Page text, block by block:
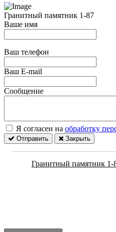
Гранитный памятник 1-87
Ваше имя
Ваш телефон
Ваш E-mail
Сообщение
Я согласен на обработку
Отправить Закрыть
Гранитный памятник 1-